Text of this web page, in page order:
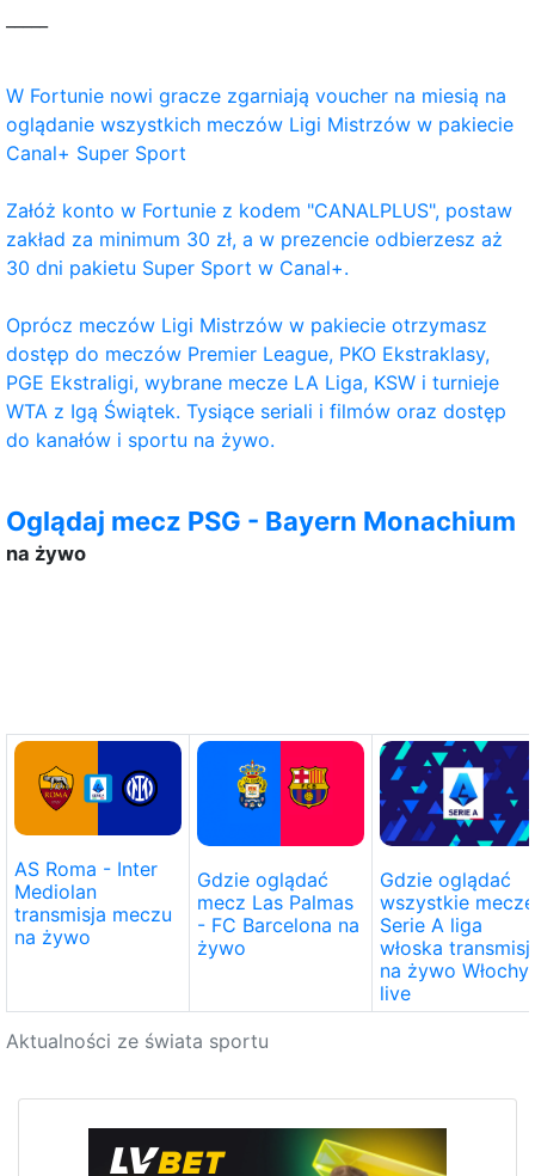
W Fortunie nowi gracze zgarniają voucher na miesią na
oglądanie wszystkich meczów Ligi Mistrzów w pakiecie
Canal+ Super Sport
Załóż konto w Fortunie z kodem "CANALPLUS", postaw
zakład za minimum 30 zł, a w prezencie odbierzesz aż
30 dni pakietu Super Sport w Canal+.
Oprócz meczów Ligi Mistrzów w pakiecie otrzymasz
dostęp do meczów Premier League, PKO Ekstraklasy,
PGE Ekstraligi, wybrane mecze LA Liga, KSW i turnieje
WTA z Igą Świątek. Tysiące seriali i filmów oraz dostęp
do kanałów i sportu na żywo.
Oglądaj mecz PSG - Bayern Monachium
na żywo
Aktualności ze świata sportu
AS Roma - Inter
Mediolan
transmisja meczu
na żywo
Gdzie oglądać
mecz Las Palmas
- FC Barcelona na
żywo
Gdzie oglądać
wszystkie mecze
Serie A liga
włoska
na żywo Włochy
live